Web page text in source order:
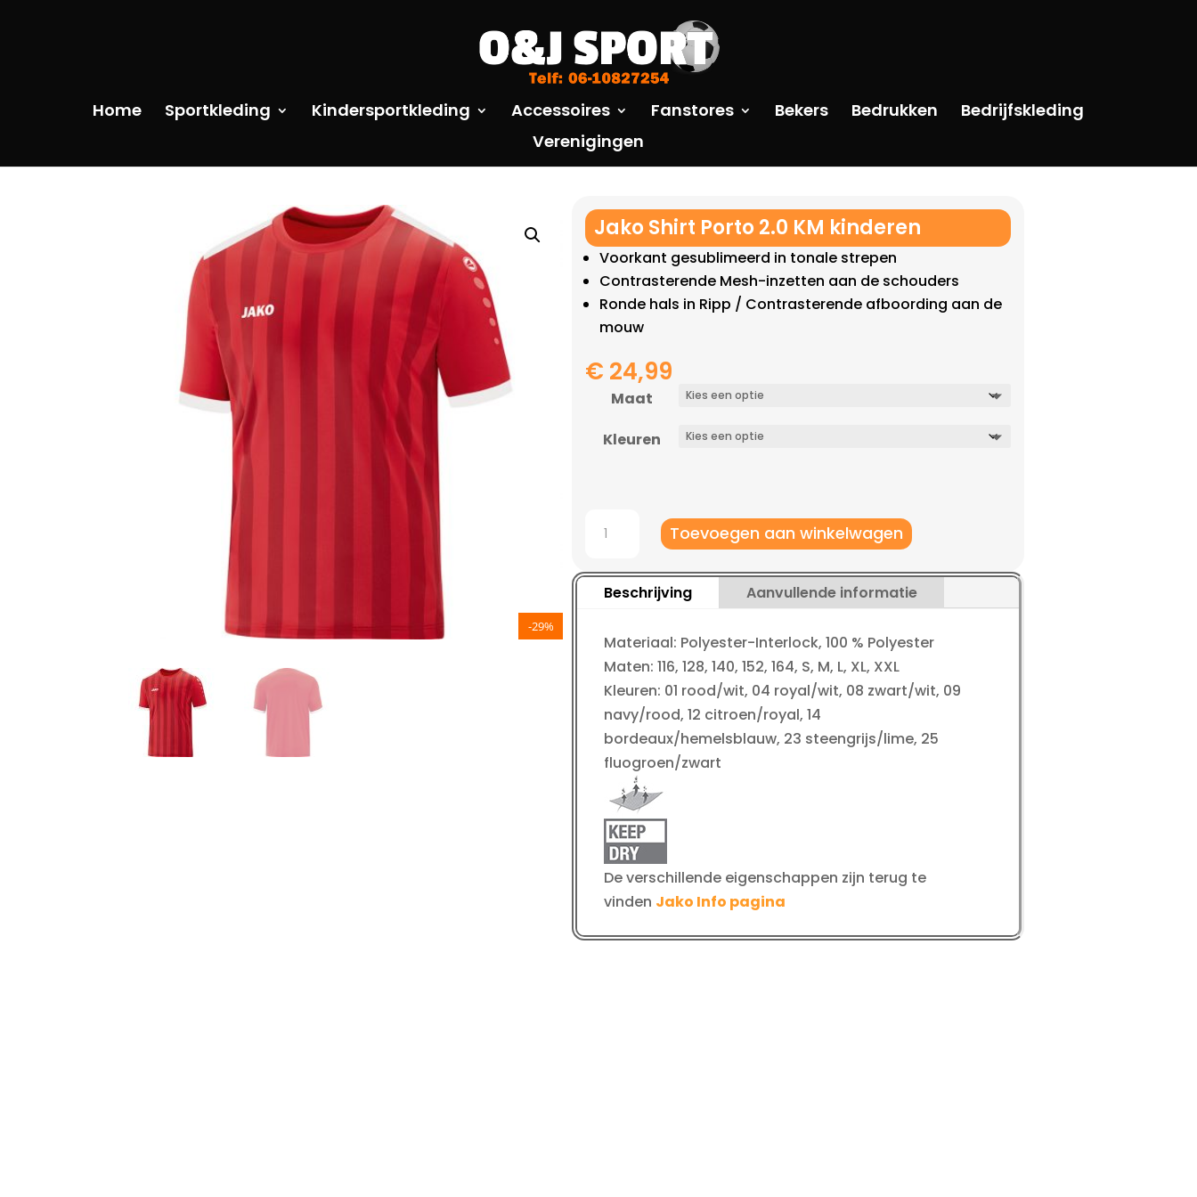
Home Sportkleding Kindersportkleding Accessoires Fanstores Bekers Bedrukken
Bedrijfskleding
Verenigingen
-29%
Jako Shirt Porto 2.0 KM kinderen
Voorkant gesublimeerd in tonale strepen
Contrasterende Mesh-inzetten aan de schouders
Ronde hals in Ripp / Contrasterende afboording aan de
mouw
€ 24,99
Maat
Kleuren
Shirt
Porto
2.0
kinderen
aantal
Toevoegen aan winkelwagen
Beschrijving Aanvullende informatie
Materiaal: Polyester-Interlock, 100 % Polyester
Maten: 116, 128, 140, 152, 164, S, M, L, XL, XXL
Kleuren: 01 rood/wit, 04 royal/wit, 08 zwart/wit, 09
navy/rood, 12 citroen/royal, 14
bordeaux/hemelsblauw, 23 steengrijs/lime, 25
fluogroen/zwart
De verschillende eigenschappen zijn terug te
vinden Jako Info pagina